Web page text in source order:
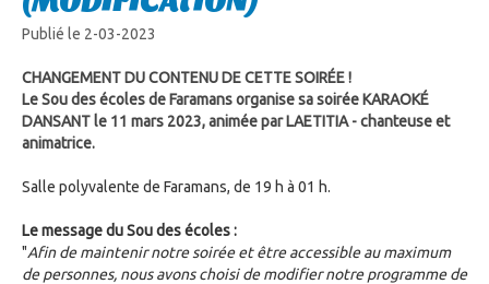
Publié le 2-03-2023
CHANGEMENT DU CONTENU DE CETTE SOIRÉE !
LeSou des écoles de Faramansorganise sa soirée KARAOKÉ
DANSANT le 11 mars 2023, animée par LAETITIA - chanteuse et
animatrice.
Salle polyvalente de Faramans, de 19 h à 01 h.
Le message du Sou des écoles :
"Afin de maintenir notre soirée et être accessible au maximum
de personnes, nous avons choisi de modifier notre programme de